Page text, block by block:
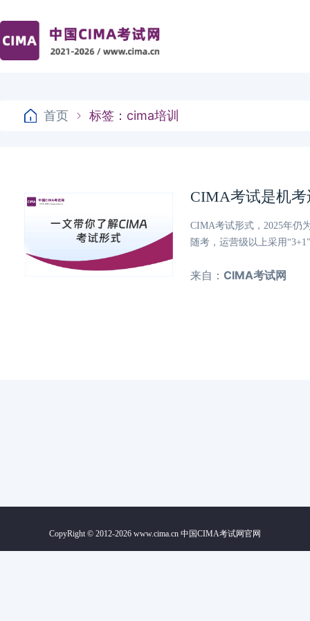
首页 标签：cima培训
CIMA考试是机
CIMA考试形式，2025年仍
随考，运营级以上采用
来自： CIMA考试网
CopyRight © 2012-2026 www.cima.cn 中国CIMA考试网官网